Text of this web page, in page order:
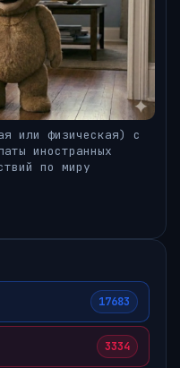
или физическая) с
иностранных
по миру
17683
3334